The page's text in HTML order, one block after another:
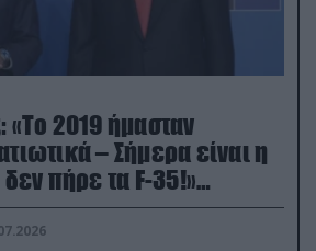
«Το 2019 ήμασταν
– Σήμερα είναι η
δεν πήρε τα F-35!»